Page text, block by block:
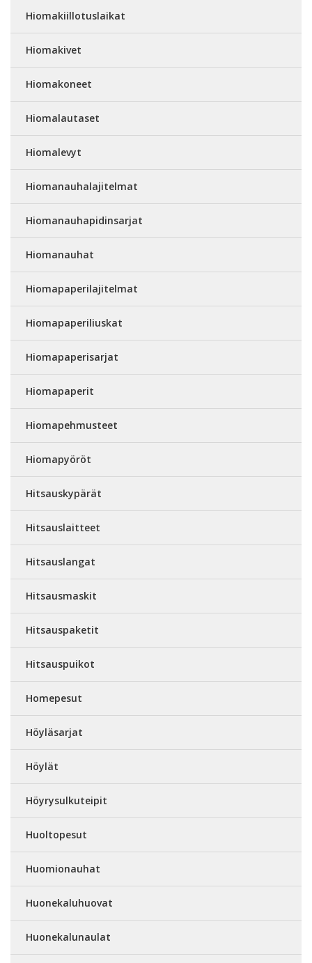
Hiomakiillotuslaikat
Hiomakivet
Hiomakoneet
Hiomalautaset
Hiomalevyt
Hiomanauhalajitelmat
Hiomanauhapidinsarjat
Hiomanauhat
Hiomapaperilajitelmat
Hiomapaperiliuskat
Hiomapaperisarjat
Hiomapaperit
Hiomapehmusteet
Hiomapyöröt
Hitsauskypärät
Hitsauslaitteet
Hitsauslangat
Hitsausmaskit
Hitsauspaketit
Hitsauspuikot
Homepesut
Höyläsarjat
Höylät
Höyrysulkuteipit
Huoltopesut
Huomionauhat
Huonekaluhuovat
Huonekalunaulat